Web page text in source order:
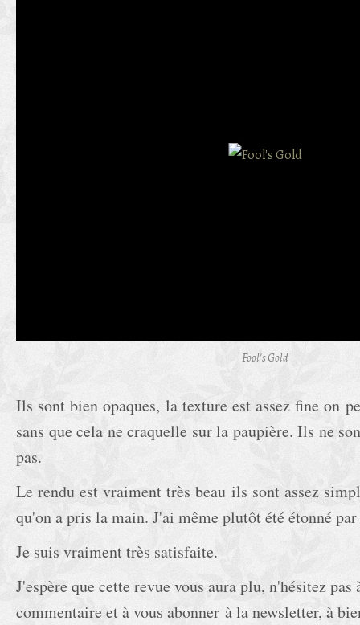
Fool's Gold
Ils sont bien opaques, la texture est assez fine on
sans que cela ne craquelle sur la paupière. Ils ne
pas.
Le rendu est vraiment très beau ils sont assez
qu'on a pris la main. J'ai même plutôt été étonné
Je suis vraiment très satisfaite.
J'espère que cette revue vous aura plu, n'hésitez
commentaire et à vous abonner à la newsletter, à